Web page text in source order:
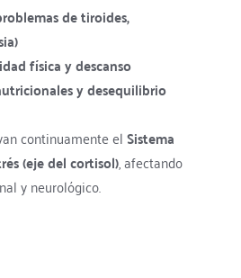
de tiroides,
física y descanso
y desequilibrio
continuamente el Sistema
(eje del cortisol), afectando
y neurológico.